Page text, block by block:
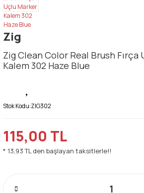
Zig
Zig Clean Color Real Brush Fırça
Kalem 302 Haze Blue
Stok Kodu:ZIG302
115,00 TL
* 13,93 TL den başlayan taksitlerle!!